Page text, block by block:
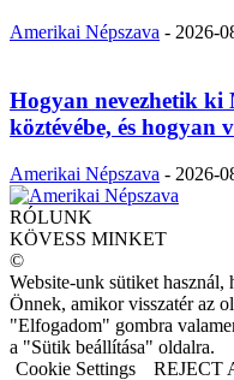
Amerikai Népszava - 2026-
Hogyan nevezhetik ki
köztévébe, és hogyan
Amerikai Népszava - 2026-
RÓLUNK
KÖVESS MINKET
©
Website-unk sütiket
Önnek, amikor visszatér az
"Elfogadom" gombra
a "Sütik beállítása" oldalra.
Cookie Settings
REJECT